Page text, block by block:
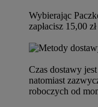
Wybierając
zapłacisz 15,00
Czas dostawy
natomiast
roboczych od